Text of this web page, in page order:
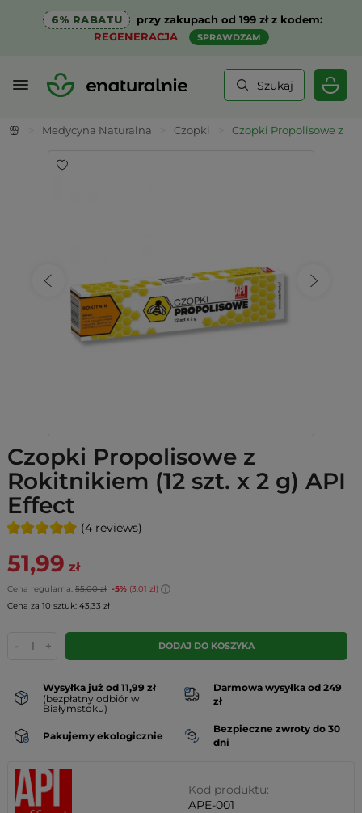
6% RABATU
przy zakupach od 199 zł z kodem:
REGENERACJA
SPRAWDZAM
Szukaj
Medycyna Naturalna Czopki Czopki Propolisowe z
Czopki Propolisowe z
Rokitnikiem (12 szt. x 2 g) API
Effect
(4 reviews)
51,99 zł
Cena regularna: 55,00 zł -5% (3,01 zł)
Cena za 10 sztuk: 43,33 zł
- + DODAJ DO KOSZYKA
Wysyłka już od 11,99 zł
(bezpłatny odbiór w
Białymstoku)
Darmowa wysyłka od 249
zł
Pakujemy ekologicznie
Bezpieczne zwroty do 30
dni
Kod produktu:
APE-001